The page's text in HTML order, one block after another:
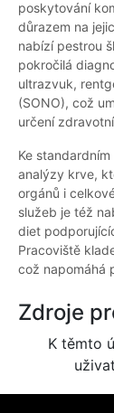
poskytování
důrazem na
nabízí pestrou
pokročilá
ultrazvuk,
(SONO), což
určení
Ke
analýzy krve,
orgánů i
služeb je též
diet
Pracoviště
což napomáhá
Zdroje
K těmto